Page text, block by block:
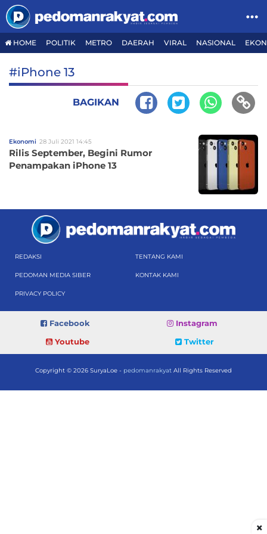
HOME POLITIK METRO DAERAH VIRAL NASIONAL
#iPhone 13
BAGIKAN
Ekonomi 28 Juli 2021 14:45
Rilis September, Begini Rumor
Penampakan iPhone 13
REDAKSI TENTANG KAMI
PEDOMAN MEDIA SIBER KONTAK KAMI
PRIVACY POLICY
Facebook
Instagram
Youtube
Twitter
Copyright © 2026 SuryaLoe - pedomanrakyat All Rights Reserved
×